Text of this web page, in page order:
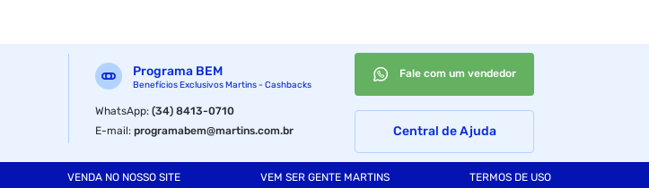
Programa BEM
Benefícios Exclusivos Martins - Cashbacks
WhatsApp:(34) 8413-0710
E-mail:programabem@martins.com.br
Fale com um vendedor
Central de Ajuda
VENDA NO NOSSO SITE VEM SER GENTE MARTINS TERMOS DE USO